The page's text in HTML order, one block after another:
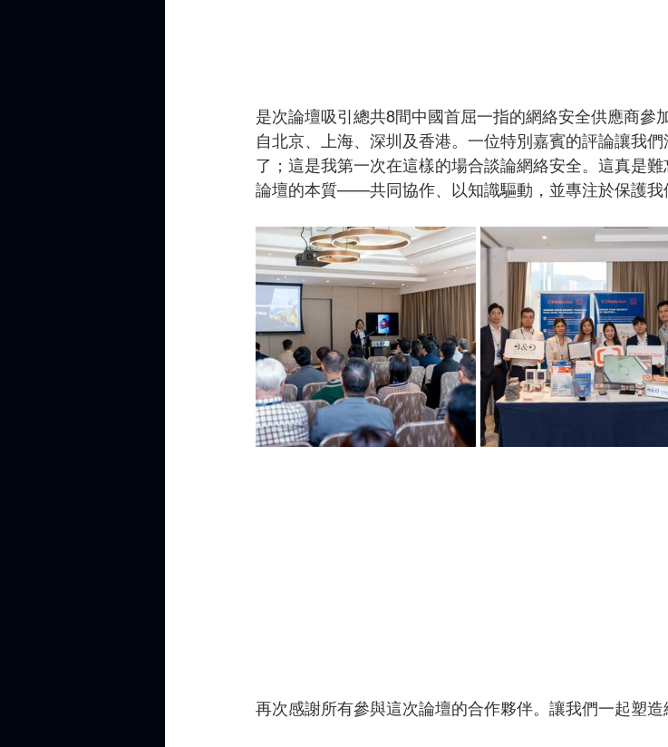
是次論壇吸引總共8間中國首屈一指的網絡安全供應商參
自北京、上海、深圳及香港。一位特別嘉賓的評論讓我
了；這是我第一次在這樣的場合談論網絡安全。這真是
論壇的本質——共同協作、以知識驅動，並專注於保護我
再次感謝所有參與這次論壇的合作夥伴。讓我們一起塑造